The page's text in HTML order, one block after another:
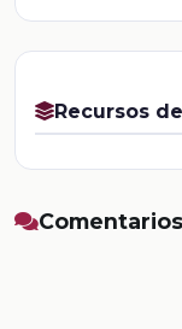
Recursos
Comentarios